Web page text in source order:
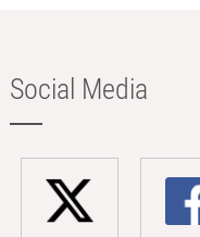
Social Media